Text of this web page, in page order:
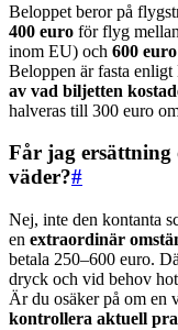
Beloppet beror på
400 euro för flyg
inom EU) och 600 euro
Beloppen är fasta
av vad biljetten
halveras till 300 euro
Får jag ersättning
väder?#
Nej, inte den kontanta
en extraordinär
betala 250–600 euro.
dryck och vid behov
Är du osäker på om en
kontrollera aktuell